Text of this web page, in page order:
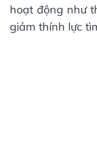
hoạt động như
giảm thính lực